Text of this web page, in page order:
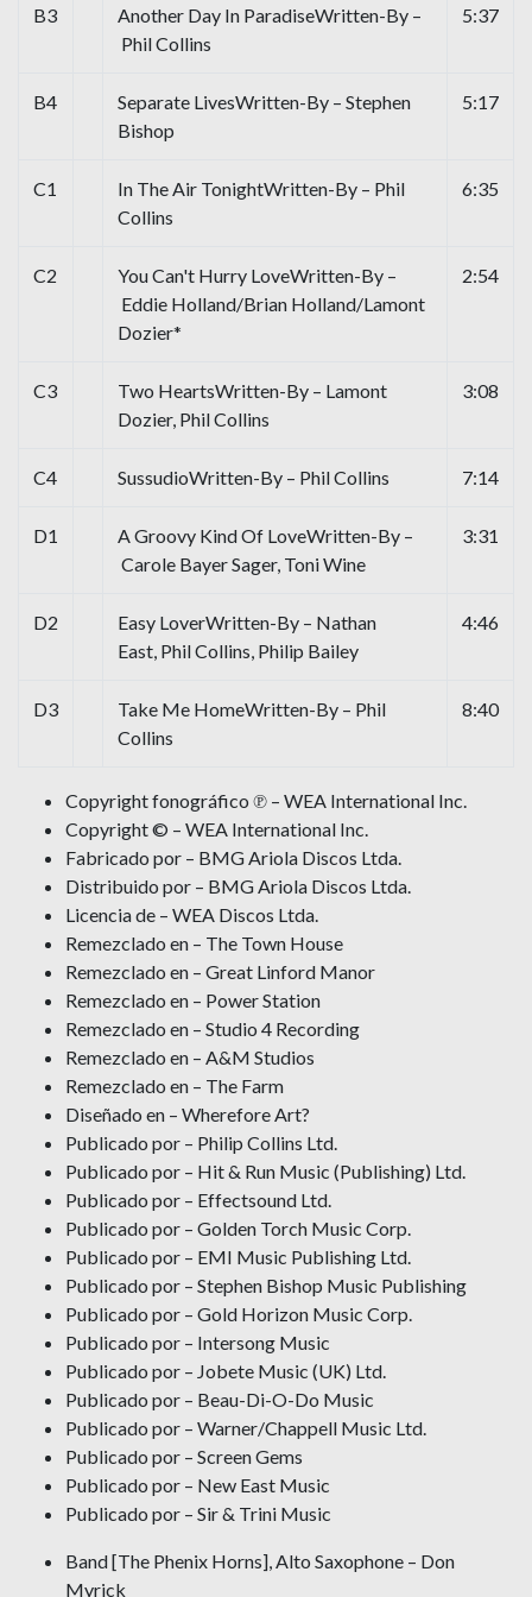
B3
Another Day In ParadiseWritten-By –
Phil Collins
5:37
B4
Separate LivesWritten-By – Stephen
Bishop
5:17
C1
In The Air TonightWritten-By – Phil
Collins
6:35
C2
You Can't Hurry LoveWritten-By –
Eddie Holland/Brian Holland/Lamont
Dozier*
2:54
C3
Two HeartsWritten-By – Lamont
Dozier, Phil Collins
3:08
C4 SussudioWritten-By – Phil Collins 7:14
D1
A Groovy Kind Of LoveWritten-By –
Carole Bayer Sager, Toni Wine
3:31
D2
Easy LoverWritten-By – Nathan
East, Phil Collins, Philip Bailey
4:46
D3
Take Me HomeWritten-By – Phil
Collins
8:40
Copyright fonográfico ℗ – WEA International Inc.
Copyright © – WEA International Inc.
Fabricado por – BMG Ariola Discos Ltda.
Distribuido por – BMG Ariola Discos Ltda.
Licencia de – WEA Discos Ltda.
Remezclado en – The Town House
Remezclado en – Great Linford Manor
Remezclado en – Power Station
Remezclado en – Studio 4 Recording
Remezclado en – A&M Studios
Remezclado en – The Farm
Diseñado en – Wherefore Art?
Publicado por – Philip Collins Ltd.
Publicado por – Hit & Run Music (Publishing) Ltd.
Publicado por – Effectsound Ltd.
Publicado por – Golden Torch Music Corp.
Publicado por – EMI Music Publishing Ltd.
Publicado por – Stephen Bishop Music Publishing
Publicado por – Gold Horizon Music Corp.
Publicado por – Intersong Music
Publicado por – Jobete Music (UK) Ltd.
Publicado por – Beau-Di-O-Do Music
Publicado por – Warner/Chappell Music Ltd.
Publicado por – Screen Gems
Publicado por – New East Music
Publicado por – Sir & Trini Music
Band [The Phenix Horns], Alto Saxophone – Don
Myrick